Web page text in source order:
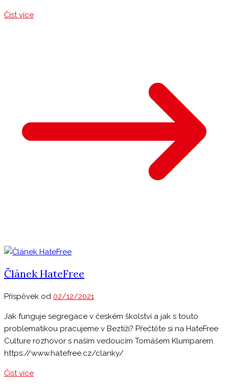
Číst více
Článek HateFree
Příspěvek od 02/12/2021
Jak funguje segregace v českém školství a jak s touto
problematikou pracujeme v Beztíži? Přečtěte si na HateFree
Culture rozhovor s naším vedoucím Tomášem Klumparem.
https://www.hatefree.cz/clanky/
Číst více